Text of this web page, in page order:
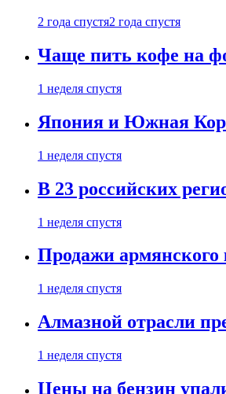
2 года спустя2 года спустя
Чаще пить кофе на
1 неделя спустя
Япония и Южная
1 неделя спустя
В 23 российских
1 неделя спустя
Продажи армянского
1 неделя спустя
Алмазной отрасли
1 неделя спустя
Цены на бензин